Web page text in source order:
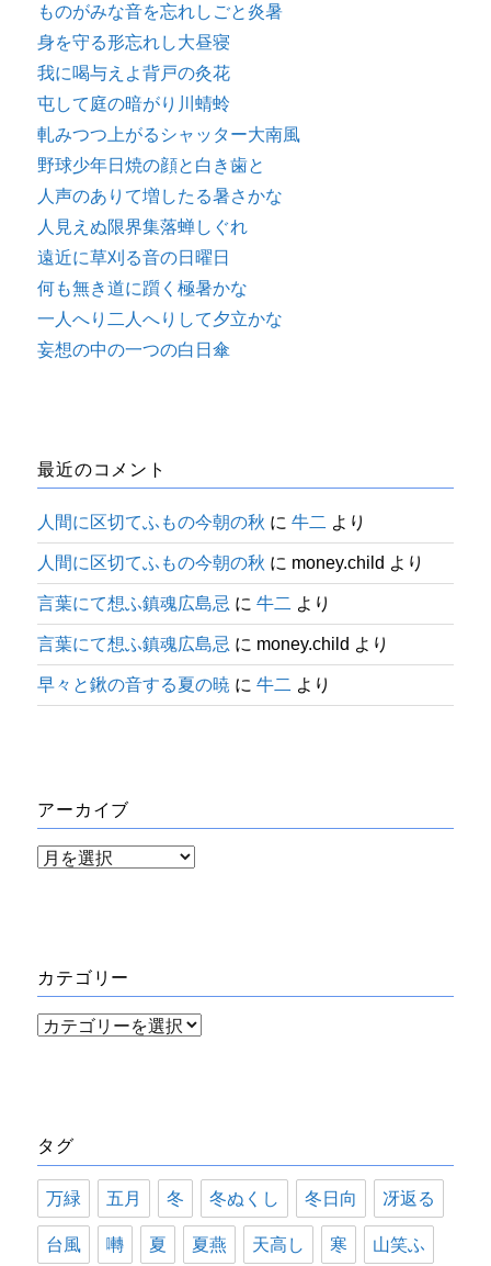
ものがみな音を忘れしごと炎暑
身を守る形忘れし大昼寝
我に喝与えよ背戸の灸花
屯して庭の暗がり川蜻蛉
軋みつつ上がるシャッター大南風
野球少年日焼の顔と白き歯と
人声のありて増したる暑さかな
人見えぬ限界集落蝉しぐれ
遠近に草刈る音の日曜日
何も無き道に躓く極暑かな
一人へり二人へりして夕立かな
妄想の中の一つの白日傘
最近のコメント
人間に区切てふもの今朝の秋 に牛二 より
人間に区切てふもの今朝の秋 に money.child より
言葉にて想ふ鎮魂広島忌 に牛二 より
言葉にて想ふ鎮魂広島忌 に money.child より
早々と鍬の音する夏の暁 に牛二 より
アーカイブ
ア
ブ
カテゴリー
カ
ー
タグ
万緑 五月 冬 冬ぬくし 冬日向 冴返る
台風 囀 夏 夏燕 天高し 寒 山笑ふ